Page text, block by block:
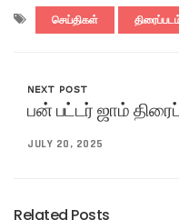
செய்திகள்
NEXT POST
பன் பட்டர் ஜாம்
JULY 20, 2025
Related Posts